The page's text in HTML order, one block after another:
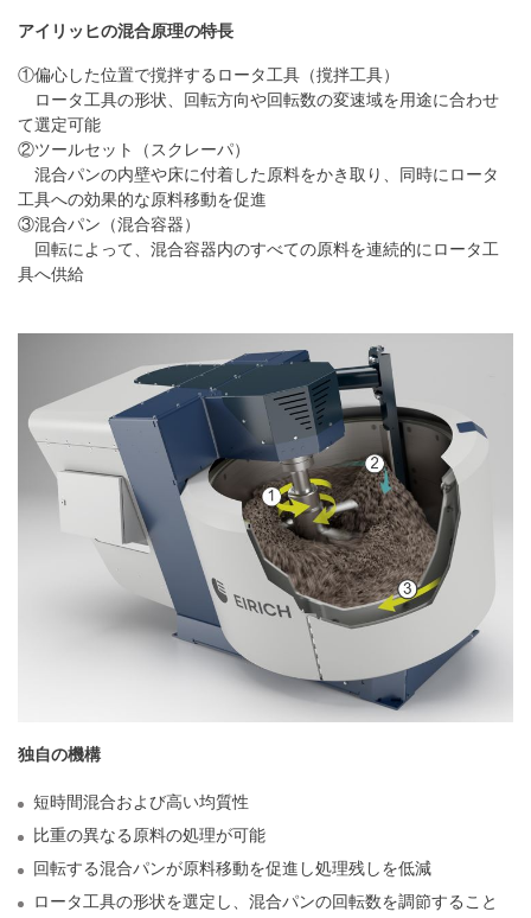
アイリッヒの混合原理の特⻑
①偏⼼した位置で撹拌するロータ⼯具（撹拌⼯具）
ロータ⼯具の形状、回転⽅向や回転数の変速域を⽤途に合わせ
て選定可能
②ツールセット（スクレーパ）
混合パンの内壁や床に付着した原料をかき取り、同時にロータ
⼯具への効果的な原料移動を促進
③混合パン（混合容器）
回転によって、混合容器内のすべての原料を連続的にロータ⼯
具へ供給
独⾃の機構
短時間混合および⾼い均質性
⽐重の異なる原料の処理が可能
回転する混合パンが原料移動を促進し処理残しを低減
ロータ⼯具の形状を選定し、混合パンの回転数を調節すること